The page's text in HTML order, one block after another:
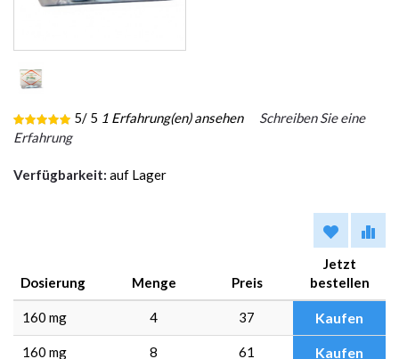
5/ 5 1 Erfahrung(en) ansehen
Schreiben Sie eine
Erfahrung
Verfügbarkeit: auf Lager
Dosierung Menge Preis
Jetzt
bestellen
160 mg 4 37 Kaufen
160 mg 8 61 Kaufen